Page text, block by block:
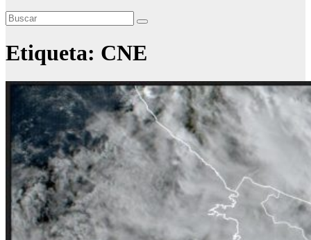
Etiqueta: CNE